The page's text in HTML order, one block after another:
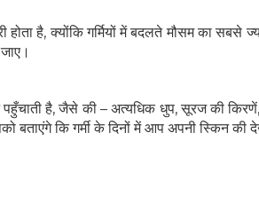
है, क्योंकि गर्मियों में बदलते मौसम का सबसे
पहुँचाती है, जैसे की – अत्यधिक धुप, सूरज की
बताएंगे कि गर्मी के दिनों में आप अपनी स्किन